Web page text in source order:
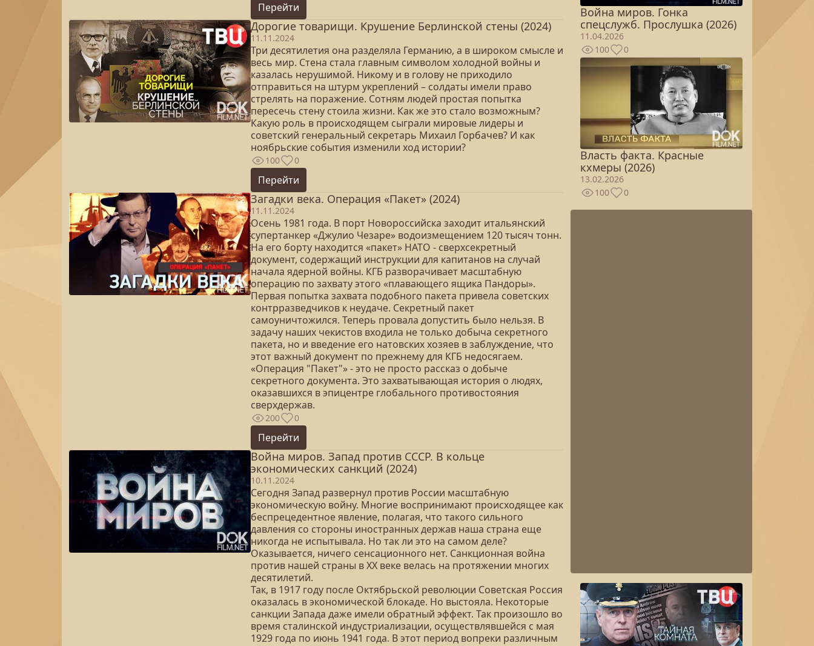
Перейти
Дорогие товарищи. Крушение Берлинской стены (2024)
11.11.2024
Три десятилетия она разделяла Германию, а в широком смысле и
весь мир. Стена стала главным символом холодной войны и
казалась нерушимой. Никому и в голову не приходило
отправиться на штурм укреплений – солдаты имели право
стрелять на поражение. Сотням людей простая попытка
пересечь стену стоила жизни. Как же это стало возможным?
Какую роль в происходящем сыграли мировые лидеры и
советский генеральный секретарь Михаил Горбачев? И как
ноябрьские события изменили ход истории?
100 0
Перейти
Загадки века. Операция «Пакет» (2024)
11.11.2024
Осень 1981 года. В порт Новороссийска заходит итальянский
супертанкер «Джулио Чезаре» водоизмещением 120 тысяч тонн.
На его борту находится «пакет» НАТО - сверхсекретный
документ, содержащий инструкции для капитанов на случай
начала ядерной войны. КГБ разворачивает масштабную
операцию по захвату этого «плавающего ящика Пандоры».
Первая попытка захвата подобного пакета привела советских
контрразведчиков к неудаче. Секретный пакет
самоуничтожился. Теперь провала допустить было нельзя. В
задачу наших чекистов входила не только добыча секретного
пакета, но и введение его натовских хозяев в заблуждение, что
этот важный документ по прежнему для КГБ недосягаем.
«Операция "Пакет"» - это не просто рассказ о добыче
секретного документа. Это захватывающая история о людях,
оказавшихся в эпицентре глобального противостояния
сверхдержав.
200 0
Перейти
Война миров. Запад против СССР. В кольце
экономических санкций (2024)
10.11.2024
Сегодня Запад развернул против России масштабную
экономическую войну. Многие воспринимают происходящее как
беспрецедентное явление, полагая, что такого сильного
давления со стороны иностранных держав наша страна еще
никогда не испытывала. Но так ли это на самом деле?
Оказывается, ничего сенсационного нет. Санкционная война
против нашей страны в XX веке велась на протяжении многих
десятилетий.
Так, в 1917 году после Октябрьской революции Советская Россия
оказалась в экономической блокаде. Но выстояла. Некоторые
санкции Запада даже имели обратный эффект. Так произошло во
время сталинской индустриализации, осуществлявшейся с мая
1929 года по июнь 1941 года. В этот период вопреки различным
Война миров. Гонка
спецслужб. Прослушка (2026)
11.04.2026
100
0
Власть факта. Красные
кхмеры (2026)
13.02.2026
100
0